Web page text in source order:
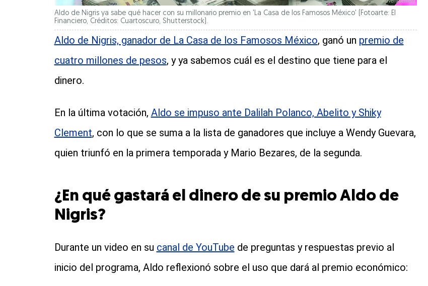
Aldo de Nigris ya sabe qué hacer con su millonario premio en 'La Casa de los Famosos México' (Fotoarte: El
Financiero, Créditos: Cuartoscuro, Shutterstock).
Aldo de Nigris, ganador de La Casa de los Famosos México, ganó un premio de
cuatro millones de pesos, y ya sabemos cuál es el destino que tiene para el
dinero.
En la última votación, Aldo se impuso ante Dalilah Polanco, Abelito y Shiky
Clement, con lo que se suma a la lista de ganadores que incluye a Wendy Guevara,
quien triunfó en la primera temporada y Mario Bezares, de la segunda.
¿En qué gastará el dinero de su premio Aldo de
Nigris?
Durante un video en su canal de YouTube de preguntas y respuestas previo al
inicio del programa, Aldo reflexionó sobre el uso que dará al premio económico: